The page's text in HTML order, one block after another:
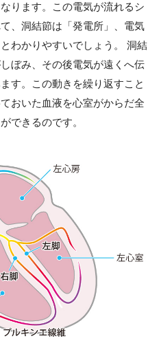
ります。この電気が流れるシ
、洞結節は「発電所」、電気
わかりやすいでしょう。 洞結
ぼみ、その後電気が遠くへ伝
す。この動きを繰り返すこと
おいた血液を心室がからだ全
できるのです。